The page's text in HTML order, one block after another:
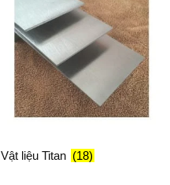
Vật liệu Titan (18)